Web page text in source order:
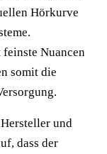
Hörkurve
Nuancen
somit die
und
dass der